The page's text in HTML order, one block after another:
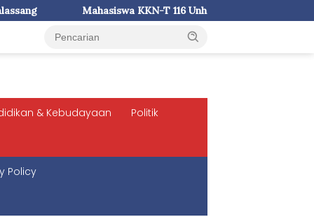
KKN-T 116 Unhas Serahkan Alat Emposan Tikus ke Desa
& Kebudayaan Politik
Policy